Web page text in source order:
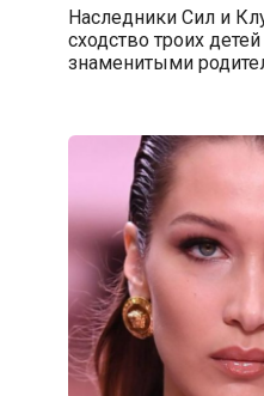
Наследники Сил и
сходство троих
знаменитыми